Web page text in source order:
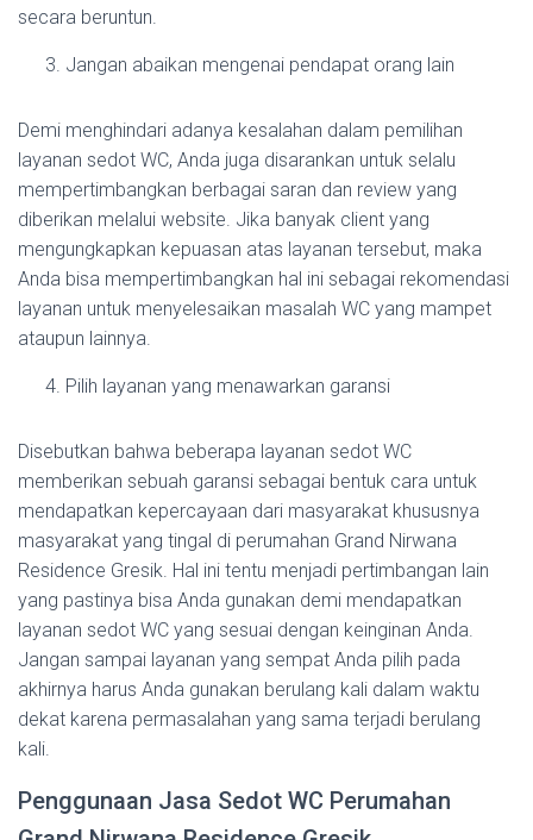
secara beruntun.
Jangan abaikan mengenai pendapat orang lain
Demi menghindari adanya kesalahan dalam pemilihan
layanan sedot WC, Anda juga disarankan untuk selalu
mempertimbangkan berbagai saran dan review yang
diberikan melalui website. Jika banyak client yang
mengungkapkan kepuasan atas layanan tersebut, maka
Anda bisa mempertimbangkan hal ini sebagai rekomendasi
layanan untuk menyelesaikan masalah WC yang mampet
ataupun lainnya.
Pilih layanan yang menawarkan garansi
Disebutkan bahwa beberapa layanan sedot WC
memberikan sebuah garansi sebagai bentuk cara untuk
mendapatkan kepercayaan dari masyarakat khususnya
masyarakat yang tingal di perumahan Grand Nirwana
Residence Gresik. Hal ini tentu menjadi pertimbangan lain
yang pastinya bisa Anda gunakan demi mendapatkan
layanan sedot WC yang sesuai dengan keinginan Anda.
Jangan sampai layanan yang sempat Anda pilih pada
akhirnya harus Anda gunakan berulang kali dalam waktu
dekat karena permasalahan yang sama terjadi berulang
kali.
Penggunaan Jasa Sedot WC Perumahan